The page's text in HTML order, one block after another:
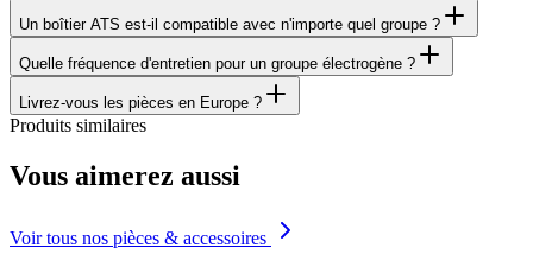
Un boîtier ATS est-il compatible avec n'importe quel groupe ?
Quelle fréquence d'entretien pour un groupe électrogène ?
Livrez-vous les pièces en Europe ?
Produits similaires
Vous aimerez aussi
Voir tous nos pièces & accessoires